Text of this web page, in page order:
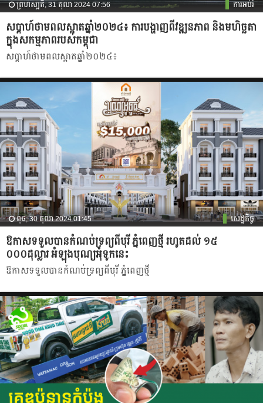
ព្រហស្បតិ៍, 31 តុលា 2024 07:56 ការអប់រំ
សប្តាហ៍ថាមពលស្អាតឆ្នាំ២០២៤៖ ការបង្ហាញពីវឌ្ឍនភាព និងមហិច្ឆតា
ក្នុងសកម្មភាពរបស់កម្ពុជា
សប្តាហ៍ថាមពលស្អាតឆ្នាំ២០២៤៖
ពុធ, 30 តុលា 2024 01:45 សេដ្ឋកិច្ច
ឱកាសទទួលបានកំណប់ទ្រព្យពីបុរី ភ្នំពេញថ្មី រហូតដល់ ១៥
០០០ដុល្លារ អំឡុងបុណ្យអុំទូកនេះ
ឱកាសទទួលបានកំណប់ទ្រព្យពីបុរី ភ្នំពេញថ្មី